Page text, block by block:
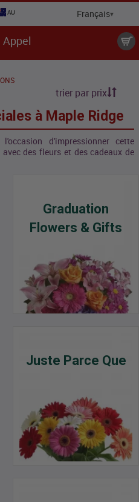
AU
Appel
trier par prix
à Maple Ridge
d'impressionner cette
des fleurs et des cadeaux de
Graduation
Flowers & Gifts
Juste Parce Que